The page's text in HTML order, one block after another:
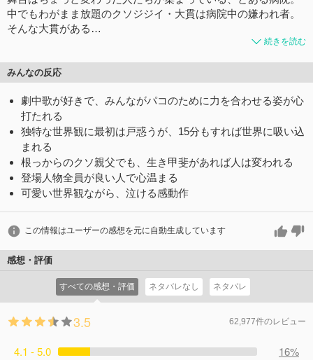
中でもわがまま放題のクソジジイ・大貫は病院中の嫌われ者。
そんな大貫がある…
続きを読む
みんなの反応
劇中歌が好きで、みんながパコのために力を合わせる姿が心
打たれる
独特な世界観に最初は戸惑うが、15分もすれば世界に吸い込
まれる
根っからのクソ親父でも、生き甲斐があれば人は変われる
登場人物全員が良い人で心温まる
可愛い世界観ながら、泣ける感動作
この情報はユーザーの感想を元に自動生成しています
感想・評価
すべての感想・評価 ネタバレなし ネタバレ
3.5 62,977件のレビュー
4.1 - 5.0
16%